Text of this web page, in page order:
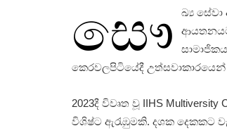
සෞ
ඛ්‍ය සේවා
ආයතනයට
කෙරවලපිටියේදී
2023දී විවෘත වූ IIHS
විශිෂ්ට ඇරැඹුමකි. දශක දෙකකට